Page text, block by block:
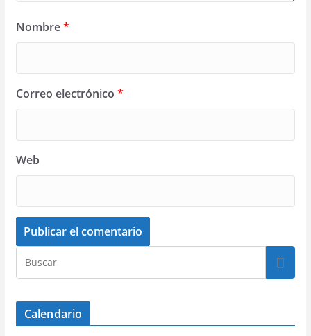
Nombre*
Correo electrónico *
Web
Calendario